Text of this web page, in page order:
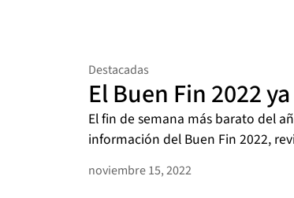
Destacadas
El Buen Fin 2022
El fin de semana más barato del
información del Buen Fin 2022,
noviembre 15, 2022